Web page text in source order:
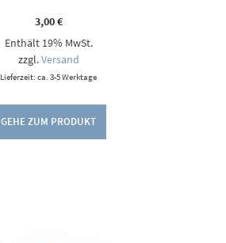
3,00€
Enthält 19% MwSt.
zzgl.Versand
Lieferzeit: ca. 3-5 Werktage
GEHE ZUM PRODUKT